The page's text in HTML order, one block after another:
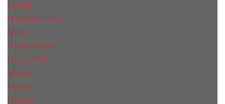
Annifen
Antonio Banderas
Armaf
Ariana Grande
Armand Basi
Azzaro
Benefit
Beyonce